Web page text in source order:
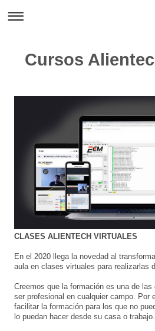
Cursos
CLASES ALIENTECH VIRTUALES
En el 2020 llega la novedad al
aula en clases virtuales para realizarlas
Creemos que la formación es una de
ser profesional en cualquier campo. Por
facilitar la formación para los que no
lo puedan hacer desde su casa o trabajo.